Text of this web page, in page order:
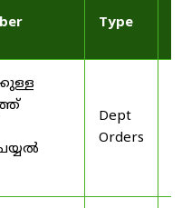
Type
Dept
Orders